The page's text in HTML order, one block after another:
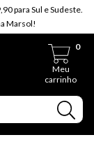
para Sul e Sudeste.
Marsol!
Meu
carrinho
0